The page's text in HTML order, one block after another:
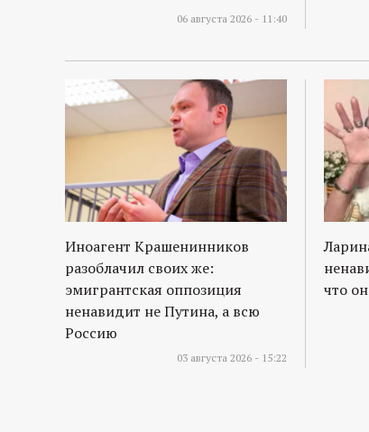
06 августа 2026 - 11:40
Иноагент Крашенинников
разоблачил своих же:
эмигрантская оппозиция
ненавидит не Путина, а всю
Россию
03 августа 2026 - 15:22
что